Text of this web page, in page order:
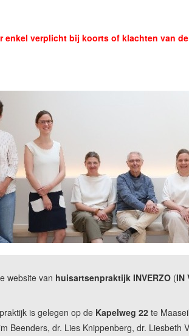
enkel verplicht bij koorts of klachten van
website van huisartsenpraktijk INVERZO (IN
is gelegen op de Kapelweg 22 te
Beenders, dr. Lies Knippenberg, dr. Liesbeth